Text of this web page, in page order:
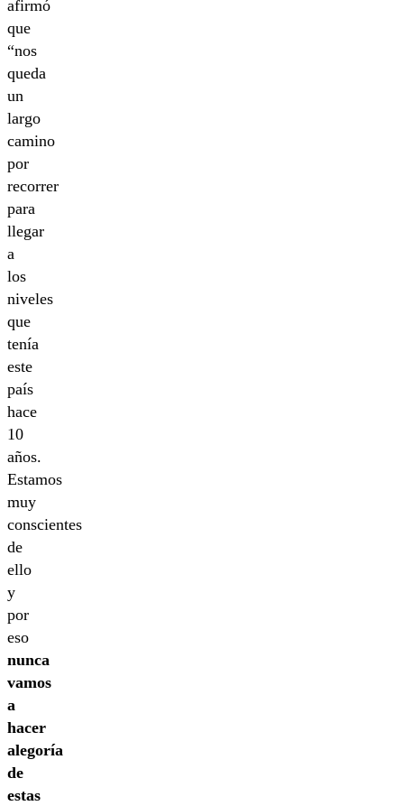
afirmó
que
“nos
queda
un
largo
camino
por
recorrer
para
llegar
a
los
niveles
que
tenía
este
país
hace
10
años.
Estamos
muy
conscientes
de
ello
y
por
eso
nunca
vamos
a
hacer
alegoría
de
estas